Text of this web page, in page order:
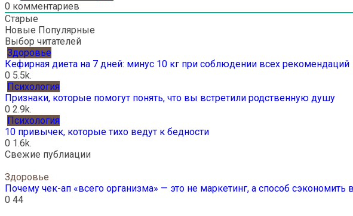
0 комментариев
Старые
Новые Популярные
Выбор читателей
Здоровье
Кефирная диета на 7 дней: минус 10 кг при соблюдении всех рекомендаций
0 5.5k.
Психология
Признаки, которые помогут понять, что вы встретили родственную душу
0 2.9k.
Психология
10 привычек, которые тихо ведут к бедности
0 1.6k.
Свежие публиации
Здоровье
Почему чек-ап «всего организма» — это не маркетинг, а способ
0 44